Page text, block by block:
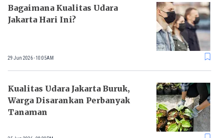
Bagaimana Kualitas Udara
Jakarta Hari Ini?
29 Jun 2026 - 10:05AM
Kualitas Udara Jakarta Buruk,
Warga Disarankan Perbanyak
Tanaman